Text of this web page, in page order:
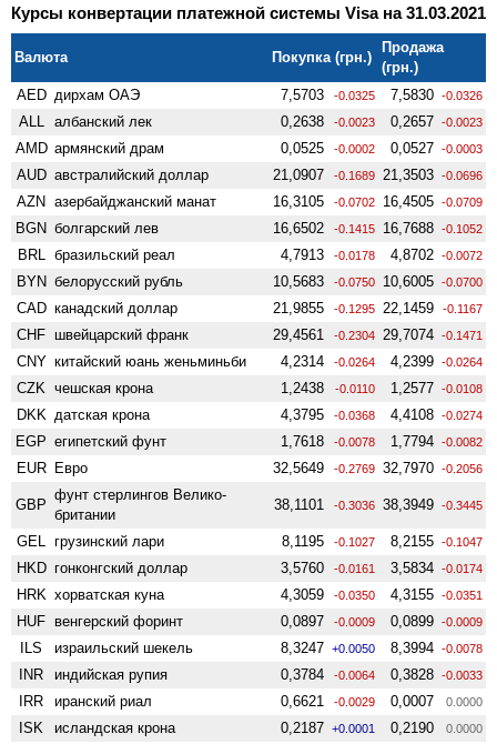
Курсы конвертации платежной системы Visa на 31.03.2021
Валюта Покупка (грн.)
Продажа
(грн.)
AED дирхам ОАЭ 7,5703 -0.0325 7,5830 -0.0326
ALL албанский лек 0,2638 -0.0023 0,2657 -0.0023
AMD армянский драм 0,0525 -0.0002 0,0527 -0.0003
AUD австралийский доллар 21,0907 -0.1689 21,3503 -0.0696
AZN азербайджанский манат 16,3105 -0.0702 16,4505 -0.0709
BGN болгарский лев 16,6502 -0.1415 16,7688 -0.1052
BRL бразильский реал 4,7913 -0.0178 4,8702 -0.0072
BYN белорусский рубль 10,5683 -0.0750 10,6005 -0.0700
CAD канадский доллар 21,9855 -0.1295 22,1459 -0.1167
CHF швейцарский франк 29,4561 -0.2304 29,7074 -0.1471
CNY китайский юань женьминьби 4,2314 -0.0264 4,2399 -0.0264
CZK чешская крона 1,2438 -0.0110 1,2577 -0.0108
DKK датская крона 4,3795 -0.0368 4,4108 -0.0274
EGP египетский фунт 1,7618 -0.0078 1,7794 -0.0082
EUR Евро 32,5649 -0.2769 32,7970 -0.2056
GBP
фунт стерлингов Велико­
британии
38,1101 -0.3036 38,3949 -0.3445
GEL грузинский лари 8,1195 -0.1027 8,2155 -0.1047
HKD гонконгский доллар 3,5760 -0.0161 3,5834 -0.0174
HRK хорватская куна 4,3059 -0.0350 4,3155 -0.0351
HUF венгерский форинт 0,0897 -0.0009 0,0899 -0.0009
ILS израильский шекель 8,3247 +0.0050 8,3994 -0.0078
INR индийская рупия 0,3784 -0.0064 0,3828 -0.0033
IRR иранский риал 0,6621 -0.0029 0,0007 0.0000
ISK исландская крона 0,2187 +0.0001 0,2190 0.0000